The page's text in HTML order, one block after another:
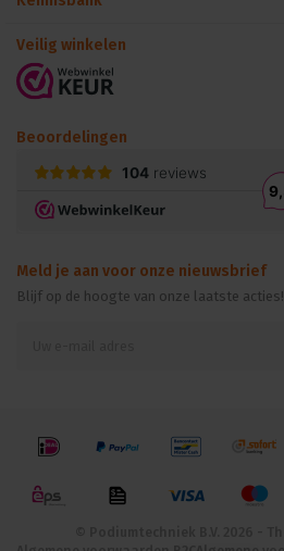
Veilig winkelen
Beoordelingen
Meld je aan voor onze nieuwsbrief
Blijf op de hoogte van onze laatste acties!